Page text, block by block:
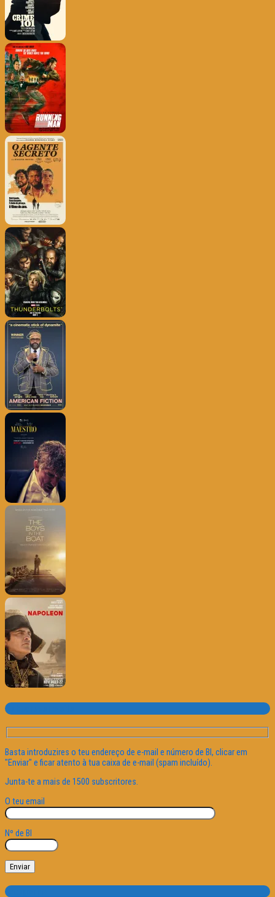
Subscrever o site
Basta introduzires o teu endereço de e-mail e número de BI, clicar em
"Enviar" e ficar atento à tua caixa de e-mail (spam incluído).
Junta-te a mais de 1500 subscritores.
O teu email
Nº de BI
Categorias